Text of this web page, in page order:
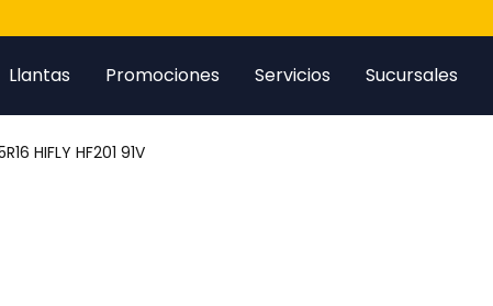
Llantas Promociones Servicios Sucursales
HIFLY HF201 91V